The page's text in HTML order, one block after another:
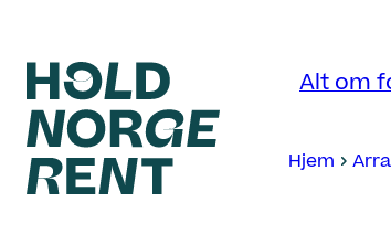
til
innhold
Alt om
Hjem